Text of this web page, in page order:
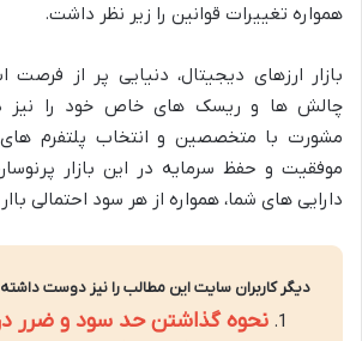
همواره تغییرات قوانین را زیر نظر داشت.
بازار ارزهای دیجیتال، دنیایی پر از فرصت
چالش ها و ریسک های خاص خود را نیز
مشورت با متخصصین و انتخاب پلتفرم های
موفقیت و حفظ سرمایه در این بازار
دارایی های شما، همواره از هر سود احتمالی
دیگر کاربران سایت این مطالب را نیز دوست
نحوه گذاشتن حد سود و ضرر